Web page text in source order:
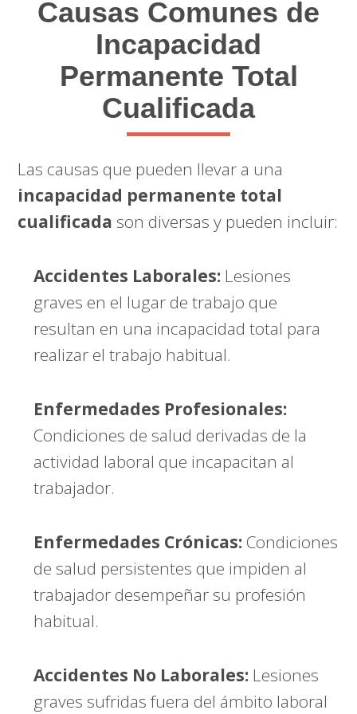
Causas Comunes de
Incapacidad
Permanente Total
Cualificada
Las causas que pueden llevar a una
incapacidad permanente total
cualificada son diversas y pueden incluir:
Accidentes Laborales: Lesiones
graves en el lugar de trabajo que
resultan en una incapacidad total para
realizar el trabajo habitual.
Enfermedades Profesionales:
Condiciones de salud derivadas de la
actividad laboral que incapacitan al
trabajador.
Enfermedades Crónicas: Condiciones
de salud persistentes que impiden al
trabajador desempeñar su profesión
habitual.
Accidentes No Laborales: Lesiones
graves sufridas fuera del ámbito laboral